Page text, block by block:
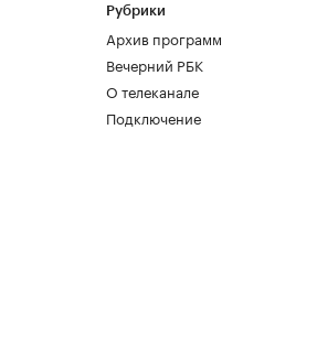
Рубрики
Архив программ
Вечерний РБК
О телеканале
Подключение